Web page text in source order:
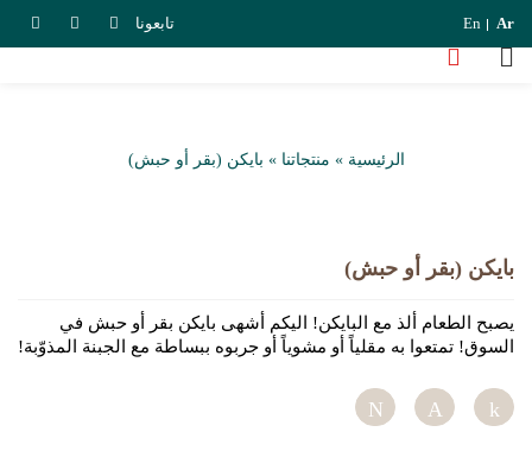
تابعونا En Ar
الرئيسية » منتجاتنا » بايكن (بقر أو حبش)
بايكن (بقر أو حبش)
يصبح الطعام ألذ مع البايكن! اليكم أشهى بايكن بقر أو حبش في
السوق! تمتعوا به مقلياً أو مشوياً أو جربوه ببساطة مع الجبنة المذوّبة!
Tweet Pin